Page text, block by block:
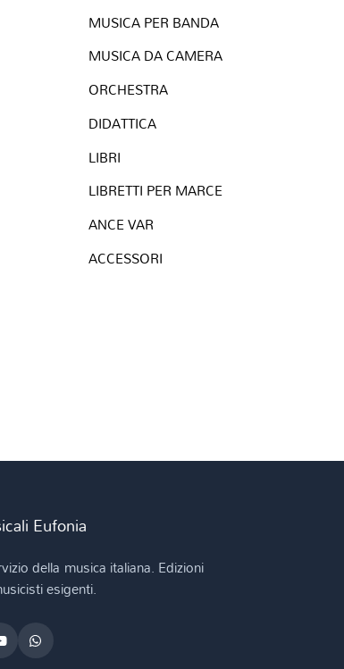
QR base
QR esecuzione
MUSICA PER BANDA
MUSICA DA CAMERA
ORCHESTRA
DIDATTICA
LIBRI
LIBRETTI PER MARCE
ANCE VAR
ACCESSORI
Eufonia
della musica italiana. Edizioni
esigenti.